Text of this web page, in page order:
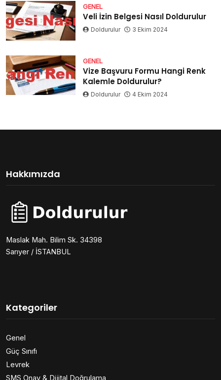
GENEL
Veli İzin Belgesi Nasıl Doldurulur
Doldurulur 3 Ekim 2024
GENEL
Vize Başvuru Formu Hangi Renk
Kalemle Doldurulur?
Doldurulur 4 Ekim 2024
Hakkımızda
Maslak Mah. Bilim Sk. 34398
Sarıyer / İSTANBUL
Kategoriler
Genel
Güç Sınıfı
Levrek
SMS Onay & Dijital Doğrulama